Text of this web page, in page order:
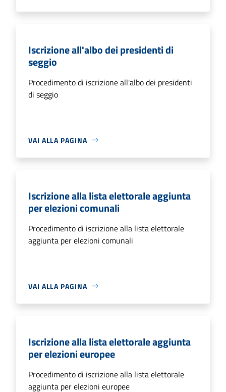
Iscrizione all'albo dei presidenti di
seggio
Procedimento di iscrizione all'albo dei presidenti
di seggio
VAI ALLA PAGINA
Iscrizione alla lista elettorale aggiunta
per elezioni comunali
Procedimento di iscrizione alla lista elettorale
aggiunta per elezioni comunali
VAI ALLA PAGINA
Iscrizione alla lista elettorale aggiunta
per elezioni europee
Procedimento di iscrizione alla lista elettorale
aggiunta per elezioni europee